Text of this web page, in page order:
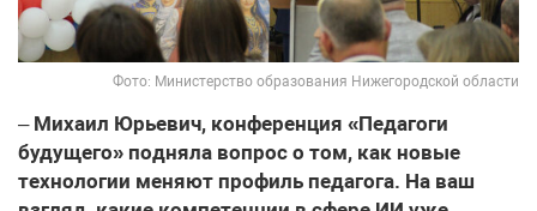
Фото: Министерство образования Нижегородской области
–Михаил Юрьевич, конференция «Педагоги
будущего» подняла вопрос о том, как новые
технологии меняют профиль педагога. На ваш